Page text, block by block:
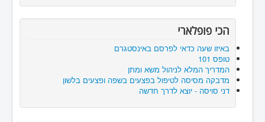
הכי פופלארי
באיזו שעה כדאי לפרסם באינסטגרם
טופס 101
המדריך המלא לניהול משא ומתן
מדבקה מסיסה לטיפול בפצעים בשפה ופצעים בלשון
דני סויסה - יוצא לדרך חדשה